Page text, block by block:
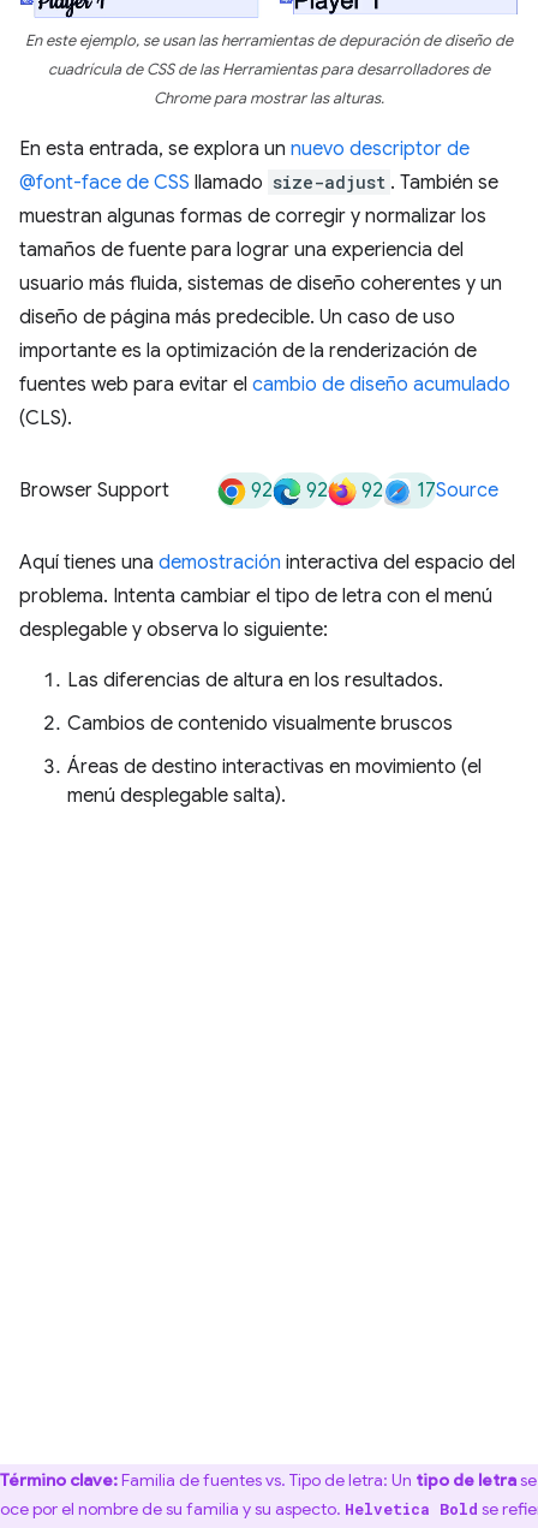
En este ejemplo, se usan las herramientas de depuración de diseño de
cuadrícula de CSS de las Herramientas para desarrolladores de
Chrome para mostrar las alturas.
En esta entrada, se explora un nuevo descriptor de
@font-face de CSS llamado size-adjust . También se
muestran algunas formas de corregir y normalizar los
tamaños de fuente para lograr una experiencia del
usuario más fluida, sistemas de diseño coherentes y un
diseño de página más predecible. Un caso de uso
importante es la optimización de la renderización de
fuentes web para evitar el cambio de diseño acumulado
(CLS).
Browser Support 92 92 92 17Source
Aquí tienes una demostración interactiva del espacio del
problema. Intenta cambiar el tipo de letra con el menú
desplegable y observa lo siguiente:
Las diferencias de altura en los resultados.
Cambios de contenido visualmente bruscos
Áreas de destino interactivas en movimiento (el
menú desplegable salta).
Término clave:Familia de fuentes vs. Tipo de letra: Un tipo de letrase
por el nombre de su familia y su aspecto. Helvetica Bold se